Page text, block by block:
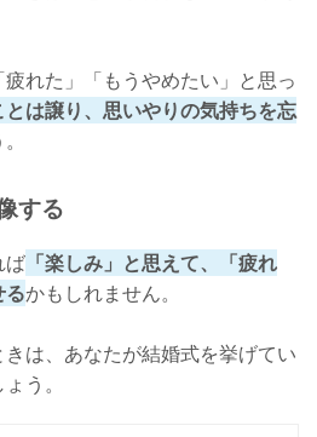
れた」「もうやめたい」と思っ
とは譲り、思いやりの気持ちを忘
する
ば 「楽しみ」と思えて、「疲れ
るかもしれません。
は、あなたが結婚式を挙げてい
う。